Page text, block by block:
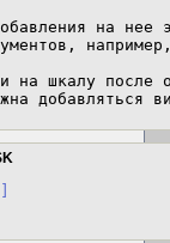
на нее
на шкалу после
добавляться